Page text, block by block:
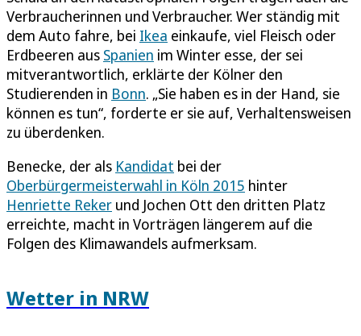
Verbraucherinnen und Verbraucher. Wer ständig mit
dem Auto fahre, bei Ikea einkaufe, viel Fleisch oder
Erdbeeren aus Spanien im Winter esse, der sei
mitverantwortlich, erklärte der Kölner den
Studierenden in Bonn. „Sie haben es in der Hand, sie
können es tun“, forderte er sie auf, Verhaltensweisen
zu überdenken.
Benecke, der als Kandidat bei der
Oberbürgermeisterwahl in Köln 2015 hinter
Henriette Reker und Jochen Ott den dritten Platz
erreichte, macht in Vorträgen längerem auf die
Folgen des Klimawandels aufmerksam.
Wetter in NRW